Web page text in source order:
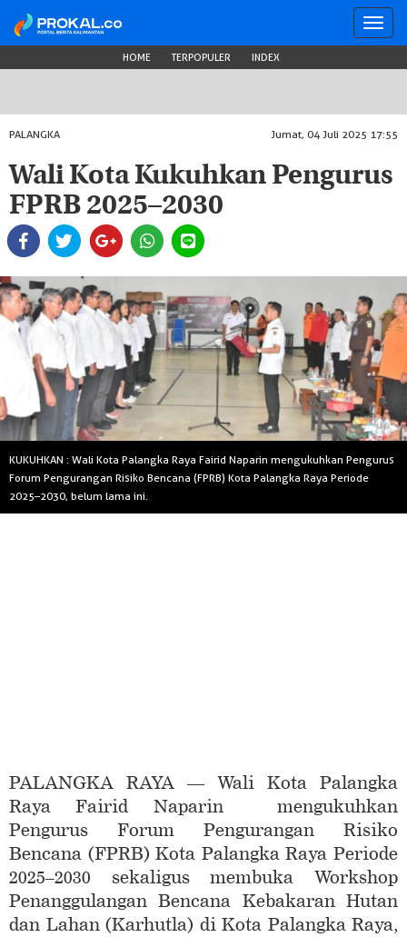
HOME TERPOPULER INDEX
PALANGKA Jumat, 04 Juli 2025 17:55
Wali Kota Kukuhkan Pengurus
FPRB 2025–2030
KUKUHKAN : Wali Kota Palangka Raya Fairid Naparin mengukuhkan Pengurus
Forum Pengurangan Risiko Bencana (FPRB) Kota Palangka Raya Periode
2025–2030, belum lama ini.
PALANGKA RAYA — Wali Kota Palangka
Raya Fairid Naparin mengukuhkan
Pengurus Forum Pengurangan Risiko
Bencana (FPRB) Kota Palangka Raya Periode
2025–2030 sekaligus membuka Workshop
Penanggulangan Bencana Kebakaran Hutan
dan Lahan (Karhutla) di Kota Palangka Raya,